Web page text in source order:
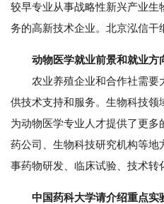
较早专业从事战略性新兴产业生
务的高新技术企业。北京泓信干
动物医学就业前景和就业方
农业养殖企业和合作社需要
供技术支持和服务。生物科技领
为动物医学专业人才提供了更多
药公司、生物科技研究机构等地
事药物研发、临床试验、技术转
中国药科大学请介绍重点实